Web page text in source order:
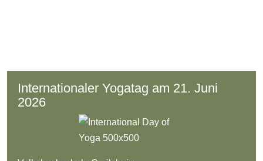
Internationaler Yogatag am 21. Juni
2026